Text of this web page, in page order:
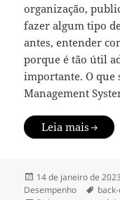
organização,
fazer algum tipo
antes, entender
porque é tão útil
importante. O que
Management
Leia mais
Publicado
em
14 de janeiro de 2023
Desempenho
Tags